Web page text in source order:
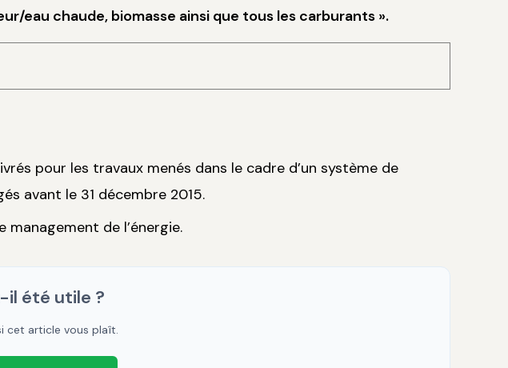
eau chaude, biomasse ainsi que tous les carburants ».
pour les travaux menés dans le cadre d’un système de
avant le 31 décembre 2015.
management de l’énergie.
été utile ?
cet article vous plaît.